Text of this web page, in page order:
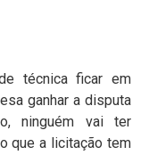
técnica ficar em
ganhar a disputa
ninguém vai ter
que a licitação tem